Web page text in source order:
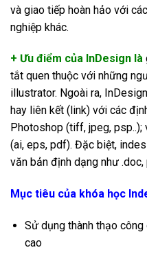
và giao tiếp hoàn hảo với
nghiệp khác.
+ Ưu điểm của InDesign là
tắt quen thuộc với những
illustrator. Ngoài ra,
hay liên kết (link) với các
Photoshop (tiff, jpeg,
(ai, eps, pdf). Đặc biệt,
văn bản định dạng như .doc,
Mục tiêu của khóa học
Sử dụng thành thạo
cao